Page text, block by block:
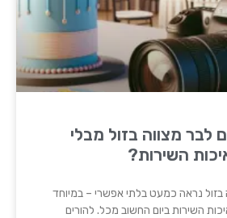
לבר מצווה בזול מבלי
השירות?
בזול נראה כמעט בלתי אפשרי – במיוחד
השירות ביום החשוב מכל. להורים